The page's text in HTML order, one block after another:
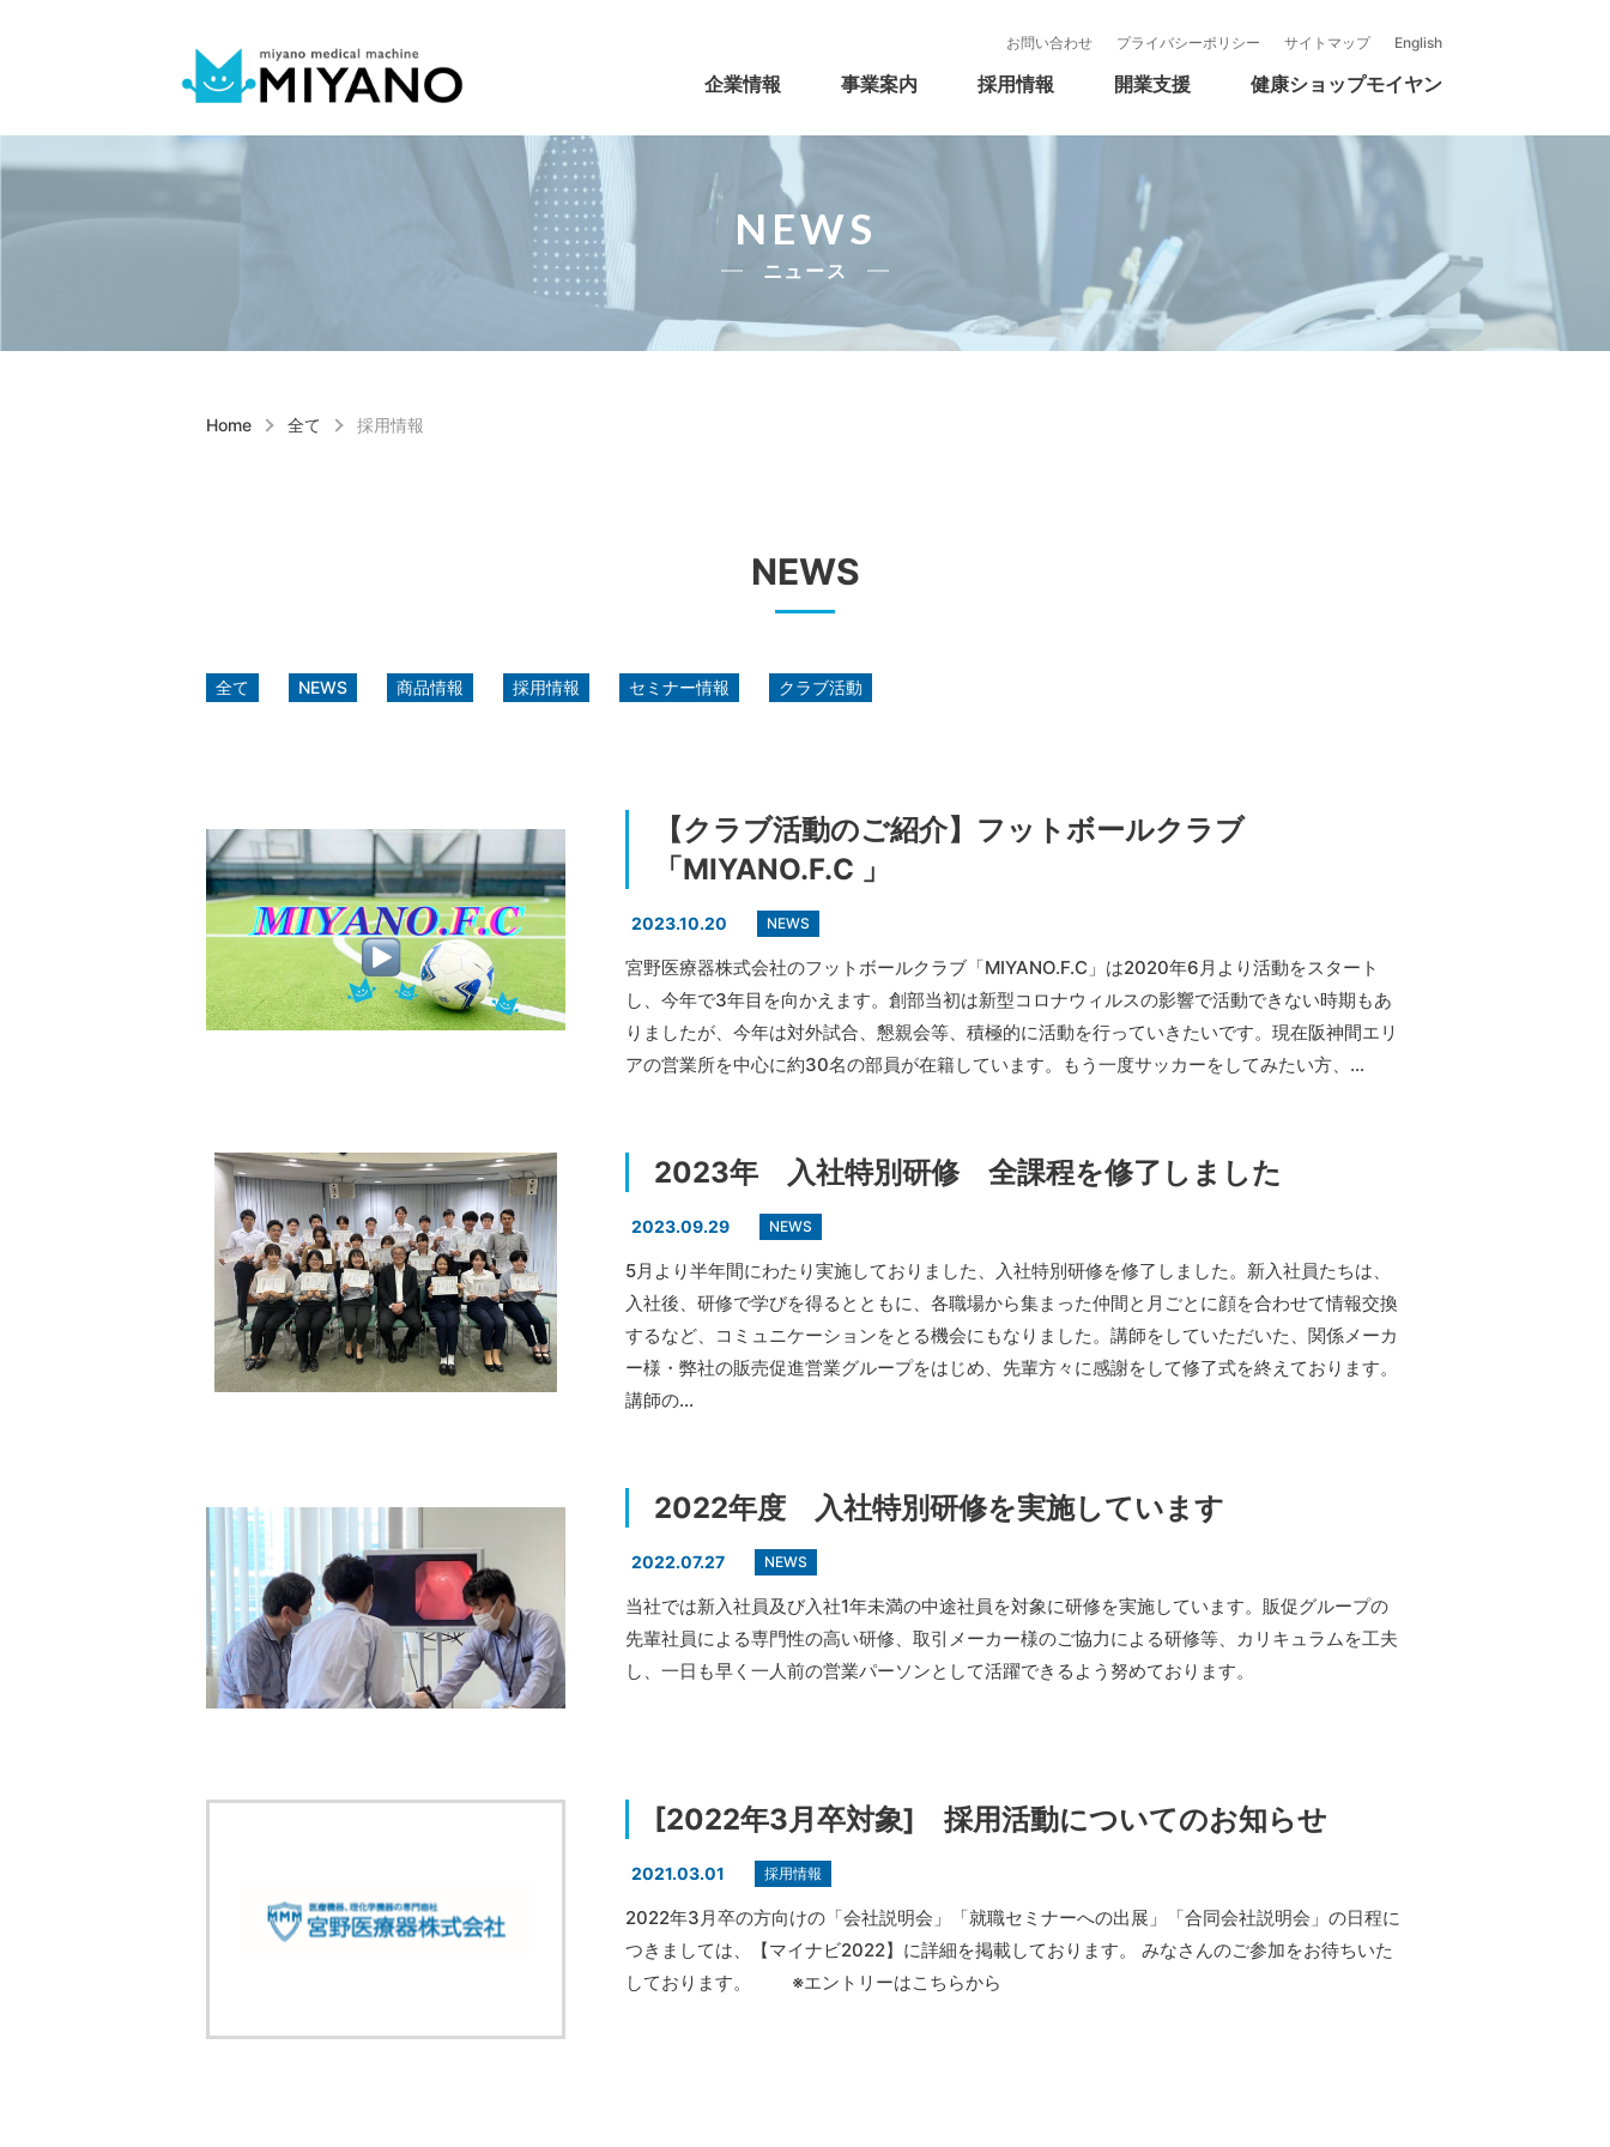
お問い合わせ プライバシーポリシー サイトマップ English
企業情報
企業情報
事業所紹介
許認可一覧 会社沿革 CSR活動
事業案内
事業案内
医療機器本部
理化学機器本部 物流・情報システム 自社製品
採用情報
採用情報
新卒採用募集要項
キャリア採用募集要項 パート採用募集要項 開業支援 健康ショップモイヤン
健康ショップモイヤン
NEWS
ニュース
Home 全て 採用情報
NEWS
全て NEWS 商品情報 採用情報 セミナー情報 クラブ活動
【クラブ活動のご紹介】フットボールクラブ
「MIYANO.F.C 」
2023.10.20 NEWS
宮野医療器株式会社のフットボールクラブ「MIYANO.F.C」は2020年6月より活動をスタート
し、今年で3年目を向かえます。創部当初は新型コロナウィルスの影響で活動できない時期もあ
りましたが、今年は対外試合、懇親会等、積極的に活動を行っていきたいです。現在阪神間エリ
アの営業所を中心に約30名の部員が在籍しています。もう一度サッカーをしてみたい方、…
2023年 入社特別研修 全課程を修了しました
2023.09.29 NEWS
5月より半年間にわたり実施しておりました、入社特別研修を修了しました。新入社員たちは、
入社後、研修で学びを得るとともに、各職場から集まった仲間と月ごとに顔を合わせて情報交換
するなど、コミュニケーションをとる機会にもなりました。講師をしていただいた、関係メーカ
ー様・弊社の販売促進営業グループをはじめ、先輩方々に感謝をして修了式を終えております。
講師の…
2022年度 入社特別研修を実施しています
2022.07.27 NEWS
当社では新入社員及び入社1年未満の中途社員を対象に研修を実施しています。販促グループの
先輩社員による専門性の高い研修、取引メーカー様のご協力による研修等、カリキュラムを工夫
し、一日も早く一人前の営業パーソンとして活躍できるよう努めております。
[2022年3月卒対象] 採用活動についてのお知らせ
2021.03.01 採用情報
2022年3月卒の方向けの「会社説明会」「就職セミナーへの出展」「合同会社説明会」の日程に
つきましては、【マイナビ2022】に詳細を掲載しております。 みなさんのご参加をお待ちいた
しております。 ※エントリーはこちらから